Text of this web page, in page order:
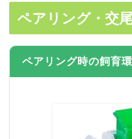
ペアリング・交
ペアリング時の飼育